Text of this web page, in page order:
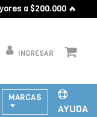
$200.000 🔥
INGRESAR
MARCAS
AYUDA